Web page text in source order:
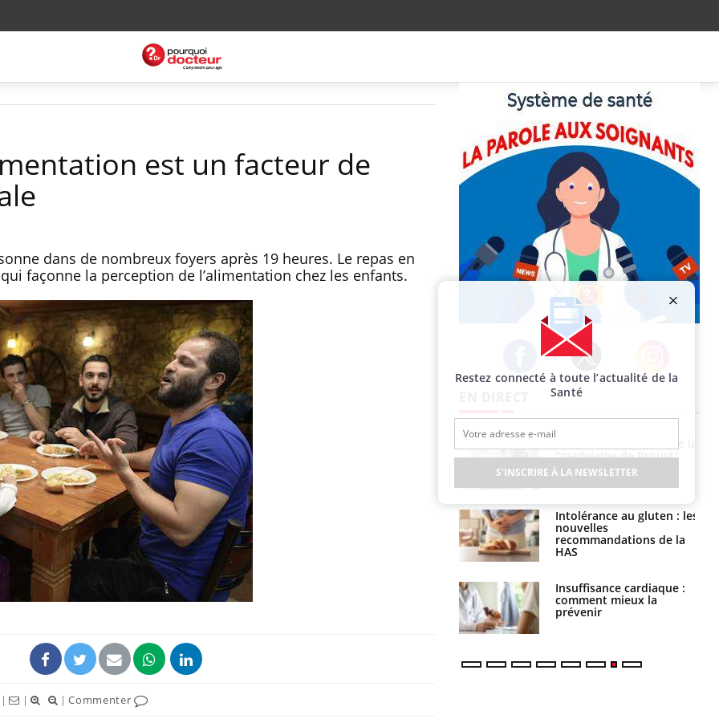
est un facteur de
dans de nombreux foyers après 19 heures. Le repas en
façonne la perception de l’alimentation chez les enfants.
| | |Commenter
Facebook Twitter Instagram
Mordue par un
barracuda, une petite fille
secourue grâce à un
réflexe essentiel
Légionellose en Suisse :
quelle est l’origine de la
contamination ?
Allergies alimentaires :
une nouvelle arme contre
"madeleine de Proust"
enfin expliqué
Intolérance au gluten : les
nouvelles
recommandations de la
HAS
Insuffisance cardiaque :
comment mieux la
prévenir
Restez connecté à toute l’actualité de la
Santé
S'INSCRIRE À LA NEWSLETTER